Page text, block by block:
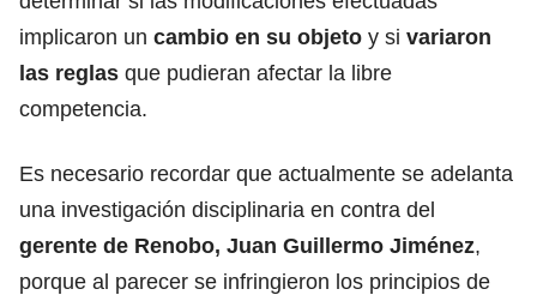
implicaron un cambio en su objeto y si variaron
las reglas que pudieran afectar la libre
competencia.
Es necesario recordar que actualmente se adelanta
una investigación disciplinaria en contra del
gerente de Renobo, Juan Guillermo Jiménez,
porque al parecer se infringieron los principios de